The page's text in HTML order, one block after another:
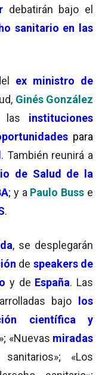
debatirán bajo el
sanitario en las
ex ministro de
Ginés González
las instituciones
para
. También reunirá a
de Salud de la
; y a Paulo Buss e
.
, se desplegarán
de speakers de
y de España. Las
bajo
los
científica
y
«Nuevas miradas
«Los